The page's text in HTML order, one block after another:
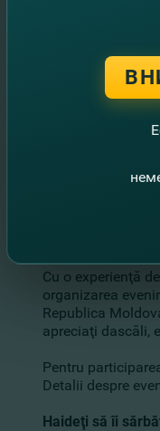
Alexandru
Tatiana
Iulia
Viorel
Victoria
Victoria
Cu o experienţă
organizarea
Republica
apreciaţi dascăli,
Pentru
Detalii despre
Haideţi să îi